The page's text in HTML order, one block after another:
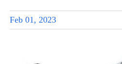
Feb 01, 2023